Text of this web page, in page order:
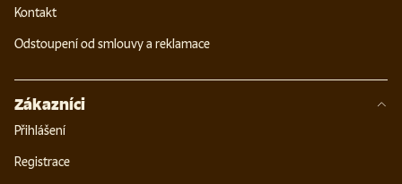
Kontakt
Odstoupení od smlouvy a reklamace
Zákazníci
Přihlášení
Registrace